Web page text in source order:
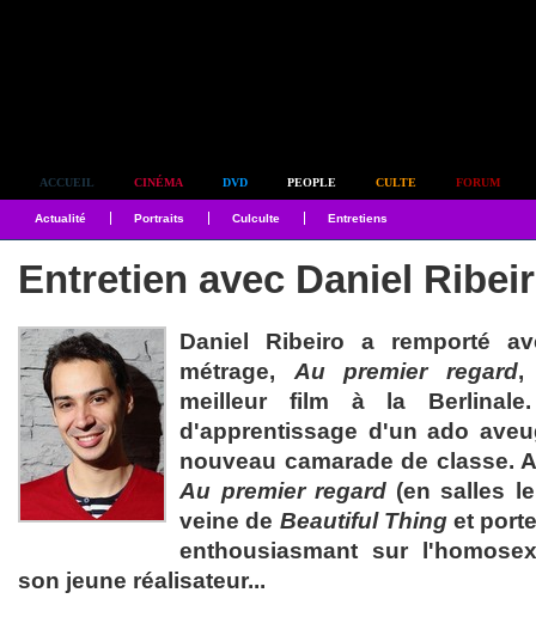
ACCUEIL CINÉMA DVD PEOPLE CULTE FORUM
Actualité Portraits Culculte Entretiens
Entretien avec Daniel
Daniel Ribeiro a remporté
métrage, Au premier regard,
meilleur film à la
d'apprentissage d'un ado
nouveau camarade de classe.
Au premier regard(en salles
veine de Beautiful Thinget
enthousiasmant sur
son jeune réalisateur...